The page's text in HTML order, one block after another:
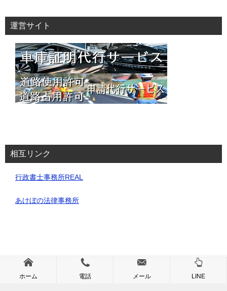
運営サイト
相互リンク
行政書士事務所REAL
あけぼの法律事務所
ホーム 電話 メール LINE